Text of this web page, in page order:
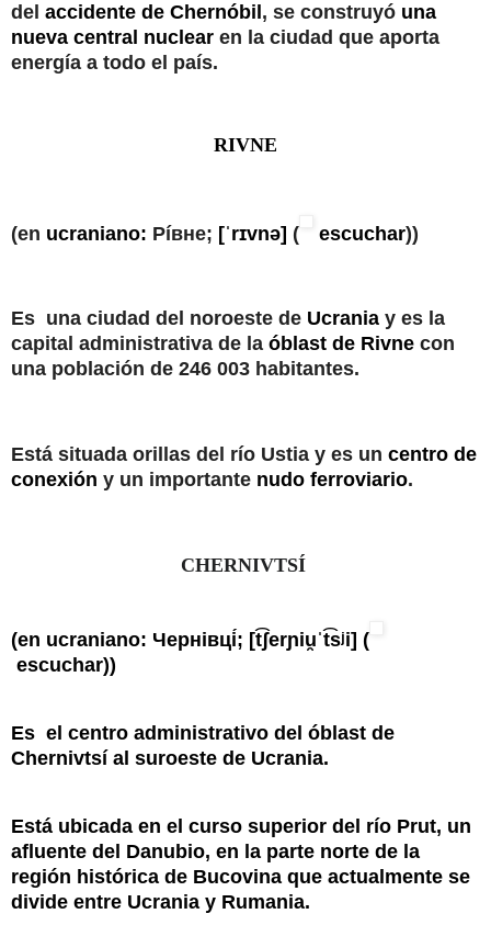
del accidente de Chernóbil , se construyó una
nueva central nuclear en la ciudad que aporta
energía a todo el país.
RIVNE
(en ucraniano: Рíвне; [ˈrɪvnə] ( escuchar))
Es una ciudad del noroeste de Ucrania y es la
capital administrativa de la óblast de Rivne con
una población de 246 003 habitantes.
Está situada orillas del río Ustia y es un centro de
conexión y un importante nudo ferroviario.
CHERNIVTSÍ
(en ucraniano: Чернівці́; [t͡ʃerɲiu̯ˈt͡sʲi] (
escuchar))
Es el centro administrativo del óblast de
Chernivtsíal suroeste de Ucrania.
Está ubicada en el curso superior del río Prut, un
afluente del Danubio, en la parte norte de la
región histórica de Bucovina que actualmente se
divide entre Ucrania y Rumania.